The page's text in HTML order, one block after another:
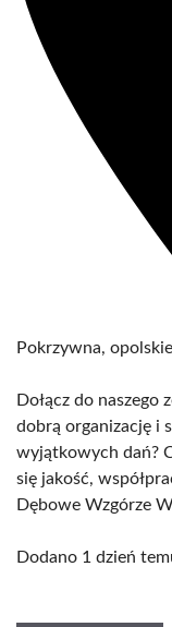
Pokrzywna, opolskie
Dołącz do naszego
dobrą organizację i
wyjątkowych dań?
się jakość,
Dębowe Wzgórze
Dodano 1 dzień